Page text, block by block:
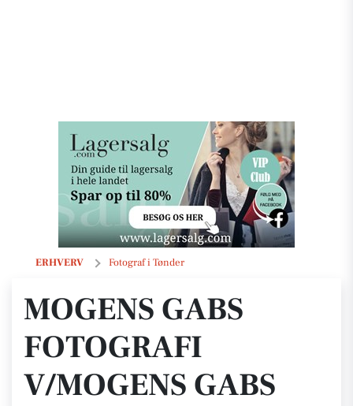
ERHVERV Fotograf i Tønder
MOGENS GABS FOTOGRAFI V/MOGENS GABS
MOGENS GABS
FOTOGRAFI
V/MOGENS GABS